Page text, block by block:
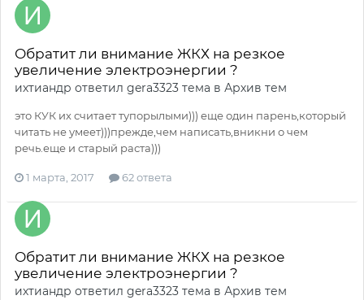
Обратит ли внимание ЖКХ на резкое
увеличение электроэнергии ?
ихтиандр ответил gera3323 тема в Архив тем
это КУК их считает тупорылыми))) еще один парень,который
читать не умеет)))прежде,чем написать,вникни о чем
речь.еще и старый раста)))
1 марта, 2017 62 ответа
Обратит ли внимание ЖКХ на резкое
увеличение электроэнергии ?
ихтиандр ответил gera3323 тема в Архив тем